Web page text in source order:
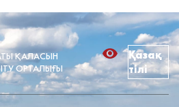
ҚАЛАСЫН
ОРТАЛЫҒЫ
Қазақ
тілі